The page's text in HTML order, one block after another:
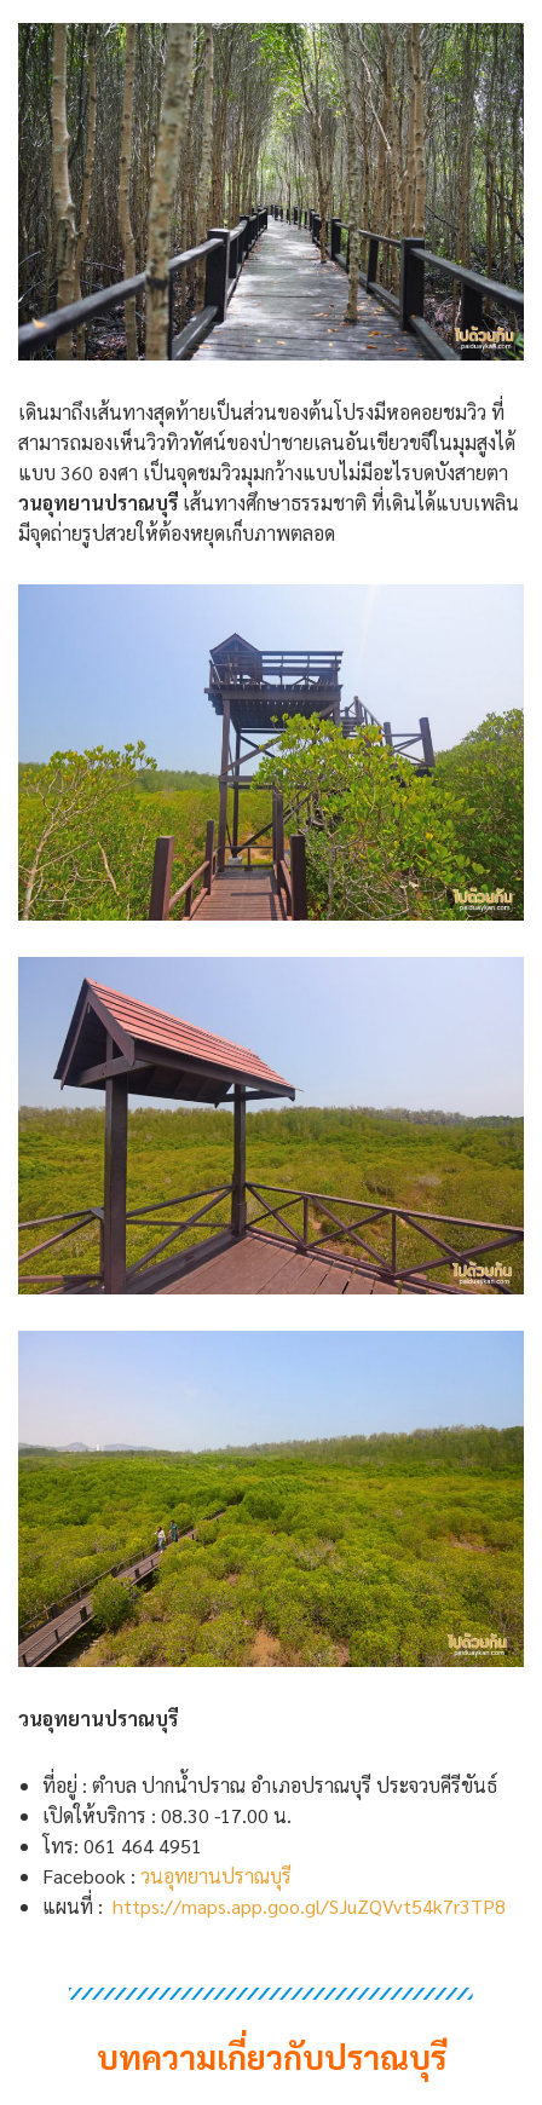
เดินมาถึงเส้นทางสุดท้ายเป็นส่วนของต้นโปรงมีหอคอยชมวิว ที่
สามารถมองเห็นวิวทิวทัศน์ของป่าชายเลนอันเขียวขจีในมุมสูงได้
แบบ 360 องศา เป็นจุดชมวิวมุมกว้างแบบไม่มีอะไรบดบังสายตา
วนอุทยานปราณบุรี เส้นทางศึกษาธรรมชาติ ที่เดินได้แบบเพลิน
มีจุดถ่ายรูปสวยให้ต้องหยุดเก็บภาพตลอด
วนอุทยานปราณบุรี
ที่อยู่ : ตำบล ปากน้ำปราณ อำเภอปราณบุรี ประจวบคีรีขันธ์
เปิดให้บริการ : 08.30 -17.00 น.
โทร: 061 464 4951
Facebook : วนอุทยานปราณบุรี
แผนที่ : https://maps.app.goo.gl/SJuZQVvt54k7r3TP8
บทความเกี่ยวกับปราณบุรี